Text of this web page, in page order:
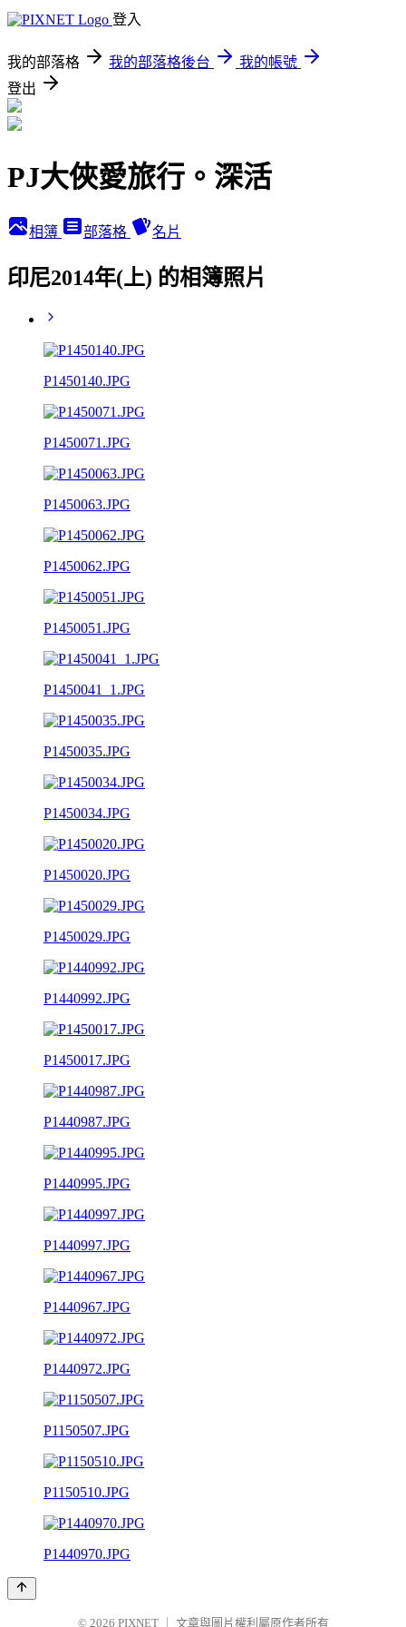
登入
我的部落格 我的部落格後台
我的帳號
登出
PJ大俠愛旅行。深活
相簿 部落格 名片
印尼2014年(上) 的相簿照片
P1450140.JPG
P1450071.JPG
P1450063.JPG
P1450062.JPG
P1450051.JPG
P1450041_1.JPG
P1450035.JPG
P1450034.JPG
P1450020.JPG
P1450029.JPG
P1440992.JPG
P1450017.JPG
P1440987.JPG
P1440995.JPG
P1440997.JPG
P1440967.JPG
P1440972.JPG
P1150507.JPG
P1150510.JPG
P1440970.JPG
© 2026 PIXNET 文章與圖片權利屬原作者所有